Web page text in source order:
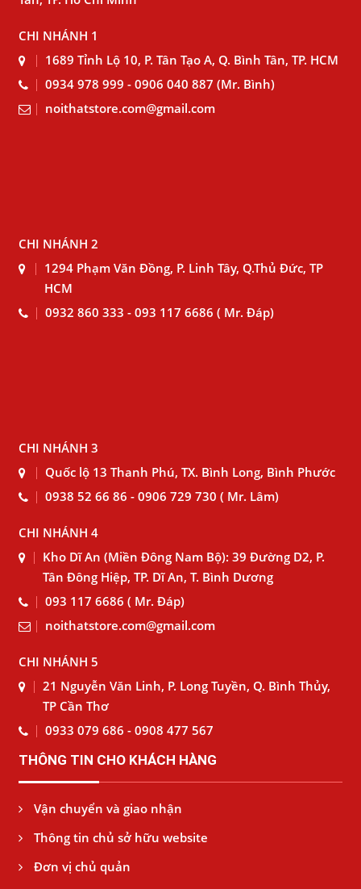
CHI NHÁNH 1
1689 Tỉnh Lộ 10, P. Tân Tạo A, Q. Bình Tân, TP. HCM
0934 978 999 - 0906 040 887 (Mr. Bình)
noithatstore.com@gmail.com
CHI NHÁNH 2
1294 Phạm Văn Đồng, P. Linh Tây, Q.Thủ Đức, TP
HCM
0932 860 333 - 093 117 6686 ( Mr. Đáp)
CHI NHÁNH 3
Quốc lộ 13 Thanh Phú, TX. Bình Long, Bình Phước
0938 52 66 86 - 0906 729 730 ( Mr. Lâm)
CHI NHÁNH 4
Kho Dĩ An (Miền Đông Nam Bộ): 39 Đường D2, P.
Tân Đông Hiệp, TP. Dĩ An, T. Bình Dương
093 117 6686 ( Mr. Đáp)
noithatstore.com@gmail.com
CHI NHÁNH 5
21 Nguyễn Văn Linh, P. Long Tuyền, Q. Bình Thủy,
TP Cần Thơ
0933 079 686 - 0908 477 567
THÔNG TIN CHO KHÁCH HÀNG
Vận chuyển và giao nhận
Thông tin chủ sở hữu website
Đơn vị chủ quản